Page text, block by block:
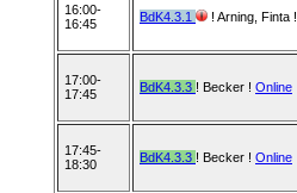
16:00-
16:45
BdK4.3.1 ! Arning, Finta !
17:00-
17:45
BdK4.3.3 ! Becker ! Online
17:45-
18:30
BdK4.3.3 ! Becker ! Online